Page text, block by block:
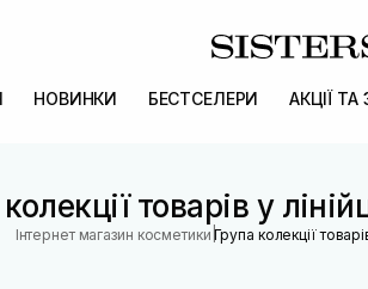
НОВИНКИ БЕСТСЕЛЕРИ АКЦІЇ
товарів у
Інтернет магазин косметики |Група колекції